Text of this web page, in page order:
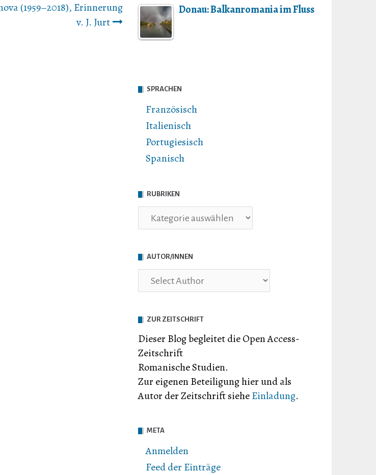
(1959–2018), Erinnerung
v. J. Jurt
Donau: Balkanromania im Fluss
SPRACHEN
Französisch
Italienisch
Portugiesisch
Spanisch
RUBRIKEN
Rubriken
AUTOR/INNEN
ZUR ZEITSCHRIFT
Dieser Blog begleitet die Open Access-
Zeitschrift
Romanische Studien.
Zur eigenen Beteiligung hier und als
Autor der Zeitschrift sieheEinladung.
META
Anmelden
Feed der Einträge